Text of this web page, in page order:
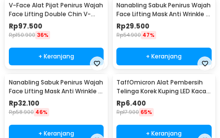
V-Face Alat Pijat Penirus Wajah
Face Lifting Double Chin V-
Shaped - BYM-903S
Rp97.500
Rp150.900 36%
+ Keranjang
Nanabling Sabuk Penirus Wajah
Face Lifting Mask Anti Wrinkle M
- TZ20
Rp29.500
Rp54.900 47%
+ Keranjang
Nanabling Sabuk Penirus Wajah
Face Lifting Mask Anti Wrinkle S
- TZ20
Rp32.100
Rp58.900 46%
+ Keranjang
TaffOmicron Alat Pembersih
Telinga Korek Kuping LED Kaca
Pembesar - XY319
Rp6.400
Rp17.900 65%
+ Keranjang